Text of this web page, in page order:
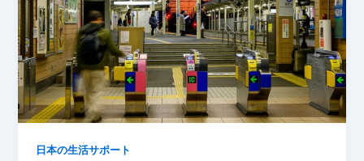
日本の生活サポート